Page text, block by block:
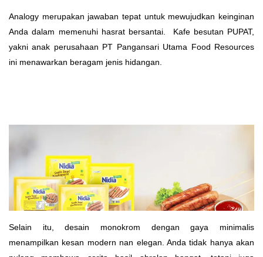
Analogy merupakan jawaban tepat untuk mewujudkan keinginan
Anda dalam memenuhi hasrat bersantai. Kafe besutan PUPAT,
yakni anak perusahaan PT Pangansari Utama Food Resources
ini menawarkan beragam jenis hidangan.
Selain itu, desain monokrom dengan gaya minimalis
menampilkan kesan modern nan elegan. Anda tidak hanya akan